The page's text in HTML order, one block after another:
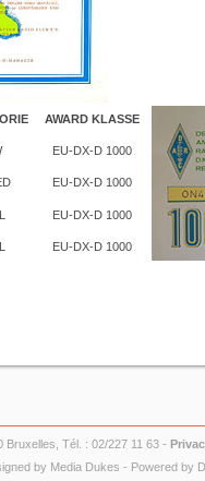
AWARD KLASSE
EU-DX-D 1000
EU-DX-D 1000
EU-DX-D 1000
EU-DX-D 1000
Bruxelles, Tél. : 02/227 11 63 -
by Media Dukes - Powered by